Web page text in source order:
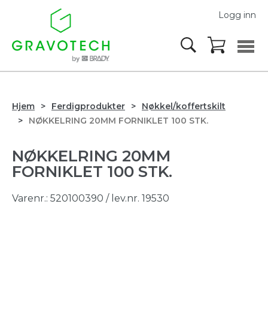
Logg inn
Hjem Ferdigprodukter
Nøkkel/koffertskilt
NØKKELRING 20MM FORNIKLET 100 STK.
NØKKELRING 20MM
FORNIKLET 100 STK.
Varenr.: 520100390 / lev.nr. 19530